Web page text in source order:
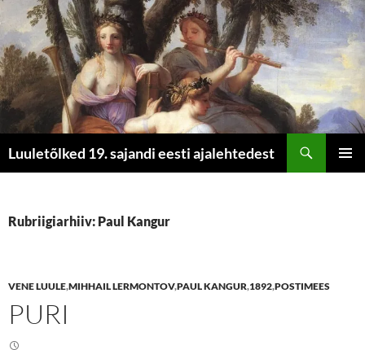
Luuletõlked 19. sajandi eesti ajalehtedest
Rubriigiarhiiv: Paul Kangur
VENE LUULE,MIHHAIL LERMONTOV,PAUL KANGUR,1892,POSTIMEES
PURI